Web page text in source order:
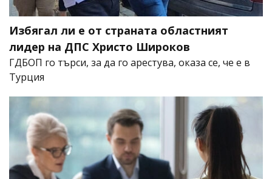
Избягал ли е от страната областният
лидер на ДПС Христо Широков
ГДБОП го търси, за да го арестува, оказа се, че е в
Турция